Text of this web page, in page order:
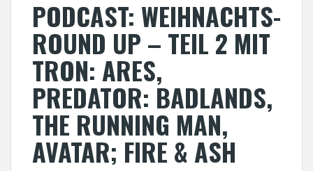
PODCAST: WEIHNACHTS-
ROUND UP – TEIL 2 MIT
TRON: ARES,
PREDATOR: BADLANDS,
THE RUNNING MAN,
AVATAR; FIRE & ASH